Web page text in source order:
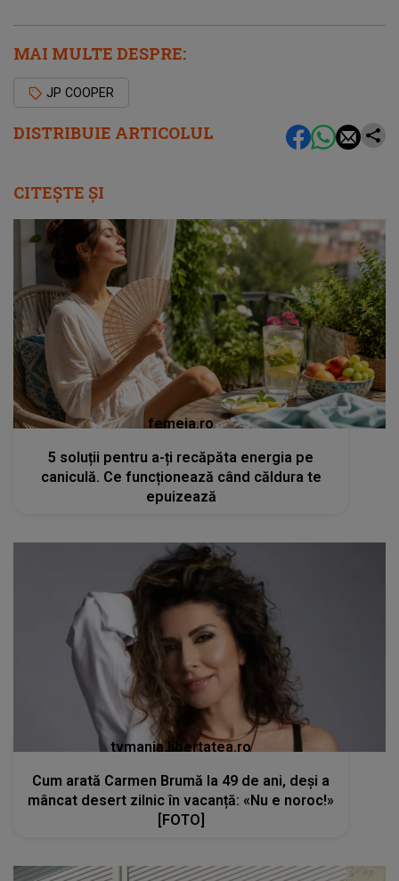
DISTRIBUIE ARTICOLUL
MAI MULTE DESPRE:
JP COOPER
CITEȘTE ȘI
femeia.ro
5 soluții pentru a-ți recăpăta energia pe
caniculă. Ce funcționează când căldura te
epuizează
tvmania.libertatea.ro
Cum arată Carmen Brumă la 49 de ani, deși a
mâncat desert zilnic în vacanță: «Nu e noroc!»
[FOTO]